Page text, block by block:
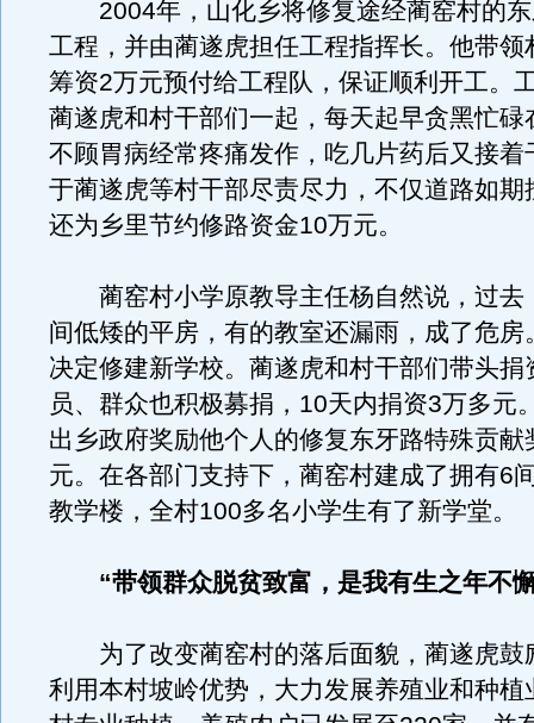
2004年，山化乡将修复途经蔺窑村的东
工程，并由蔺遂虎担任工程指挥长。他带领
筹资2万元预付给工程队，保证顺利开工。
蔺遂虎和村干部们一起，每天起早贪黑忙碌
不顾胃病经常疼痛发作，吃几片药后又接着
于蔺遂虎等村干部尽责尽力，不仅道路如期
还为乡里节约修路资金10万元。
蔺窑村小学原教导主任杨自然说，过去
间低矮的平房，有的教室还漏雨，成了危
决定修建新学校。蔺遂虎和村干部们带头捐
员、群众也积极募捐，10天内捐资3万多元
出乡政府奖励他个人的修复东牙路特殊贡献
元。在各部门支持下，蔺窑村建成了拥有6
教学楼，全村100多名小学生有了新学堂。
“带领群众脱贫致富，是我有生之年不
为了改变蔺窑村的落后面貌，蔺遂虎鼓
利用本村坡岭优势，大力发展养殖业和种植